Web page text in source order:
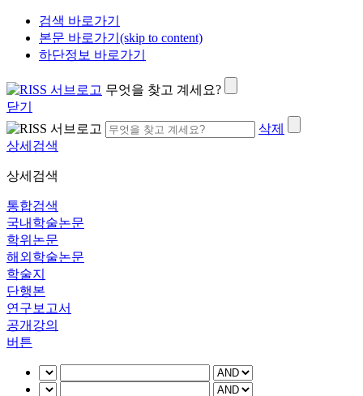
검색 바로가기
본문 바로가기(skip to content)
하단정보 바로가기
무엇을 찾고 계세요?
닫기
삭제
상세검색
상세검색
통합검색
국내학술논문
학위논문
해외학술논문
학술지
단행본
연구보고서
공개강의
버튼